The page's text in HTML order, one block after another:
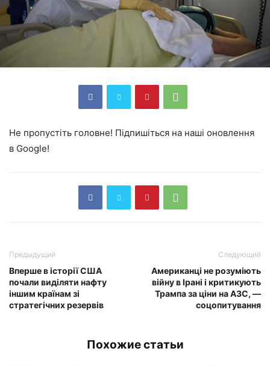
Не пропустіть головне! Підпишіться на наші оновлення
в Google!
Предыдущий
Вперше в історії США
почали виділяти нафту
іншим країнам зі
стратегічних резервів
Следующий
Американці не розуміють
війну в Ірані і критикують
Трампа за ціни на АЗС, —
соцопитування
Похожие статьи